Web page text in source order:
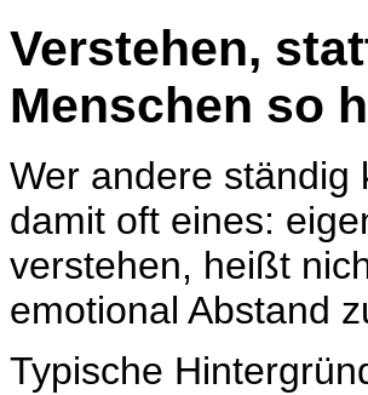
Verstehen,
Menschen so
Wer andere ständig
damit oft eines:
verstehen, heißt
emotional Abstand
Typische